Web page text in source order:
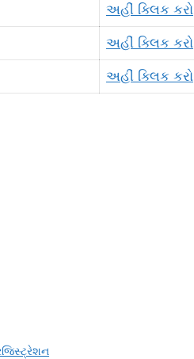
અહીં ક્લિક કરો
અહીં ક્લિક કરો
અહીં ક્લિક કરો